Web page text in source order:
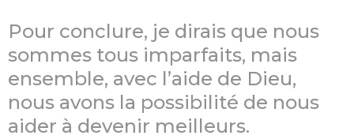
Pour conclure, je dirais que nous
sommes tous imparfaits, mais
ensemble, avec l’aide de Dieu,
nous avons la possibilité de nous
aider à devenir meilleurs.